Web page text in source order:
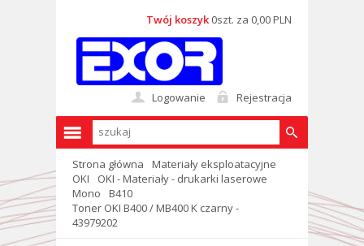
Logowanie Rejestracja
Twój koszyk 0szt. za 0,00 PLN
Strona główna
Materiały eksploatacyjne
OKI
OKI - Materiały - drukarki laserowe
Mono
B410
Toner OKI B400 / MB400 K czarny -
43979202